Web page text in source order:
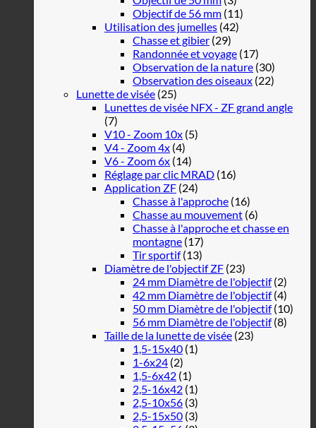
Objectif de 56 mm (11)
Utilisation des jumelles (42)
Chasse et gibier (29)
Randonnée et voyage (17)
Observation de la nature (30)
Observation des oiseaux (22)
Lunette de visée (25)
Lunettes de visée NFX - ZF grand angle
(7)
V10 - Zoom 10x (5)
V4 - Zoom 4x (4)
V6 - Zoom 6x (14)
Réglage par clic MRAD (16)
Application ZF (24)
Chasse à l'approche (16)
Chasse au mouvement (6)
Chasse à l'approche et chasse en
montagne (17)
Tir sportif (13)
Diamètre de l'objectif ZF (23)
24 mm Diamètre de l'objectif (2)
42 mm Diamètre de l'objectif (4)
50 mm Diamètre de l'objectif (10)
56 mm Diamètre de l'objectif (8)
Taille de la lunette de visée (23)
1,5-15x40 (1)
1-6x24 (2)
1,5-6x42 (1)
2,5-16x42 (1)
2,5-10x56 (3)
2,5-15x50 (3)